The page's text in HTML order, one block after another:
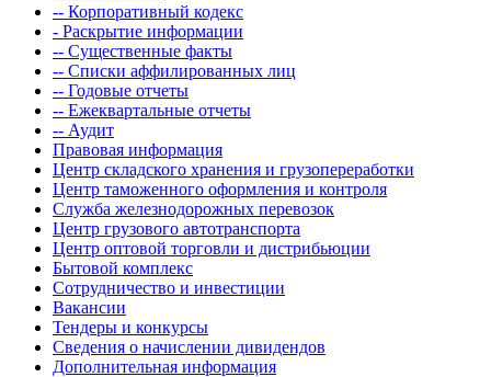
-- Корпоративный кодекс
- Раскрытие информации
-- Существенные факты
-- Списки аффилированных лиц
-- Годовые отчеты
-- Ежеквартальные отчеты
-- Аудит
Правовая информация
Центр складского хранения и грузопереработки
Центр таможенного оформления и контроля
Служба железнодорожных перевозок
Центр грузового автотранспорта
Центр оптовой торговли и дистрибьюции
Бытовой комплекс
Сотрудничество и инвестиции
Вакансии
Тендеры и конкурсы
Сведения о начислении дивидендов
Дополнительная информация